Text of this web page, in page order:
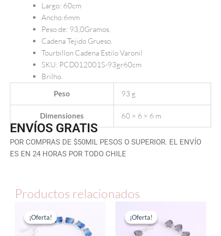
Largo: 60cm
Ancho:6mm
Peso de: 93,0Gramos.
Cadena Tejido Grueso.
Tourbillon Cadena Estilo Varonil
SKU: PCD012001S-93gr60cm
Brilho.
Peso 93 g
Dimensiones 60 × 6 × 6 m
ENVÍOS GRATIS
POR COMPRAS DE $50MIL PESOS O SUPERIOR. EL ENVÍO
ES EN 24 HORAS POR TODO CHILE
Productos relacionados
¡Oferta!
¡Oferta!
precio
original actual
es:
¡Oferta!
¡Oferta!
precio
original
era:
actual
es: